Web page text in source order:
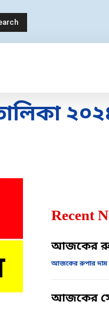
Recent
আজকের
আজকের রুপার দাম
আজকের